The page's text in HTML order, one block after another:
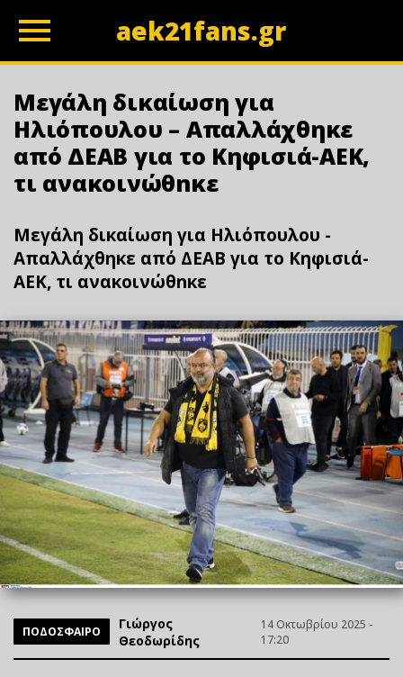
aek21fans.gr
Μεγάλη δικαίωση για
Ηλιόπουλου – Απαλλάχθηκε
από ΔΕΑΒ για το Κηφισιά-ΑΕΚ,
τι ανακοινώθnκε
Μεγάλη δικαίωση για Ηλιόπουλου -
Απαλλάχθηκε από ΔΕΑΒ για το Κηφισιά-
ΑΕΚ, τι ανακοινώθnκε
ΠΟΔΟΣΦΑΙΡΟ
Γιώργος
Θεοδωρίδης
14 Οκτωβρίου 2025 -
17:20